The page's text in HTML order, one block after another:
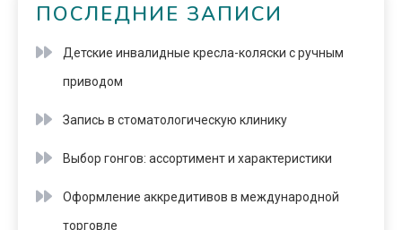
ПОСЛЕДНИЕ ЗАПИСИ
Детские инвалидные кресла-коляски с ручным
приводом
Запись в стоматологическую клинику
Выбор гонгов: ассортимент и характеристики
Оформление аккредитивов в международной
торговле